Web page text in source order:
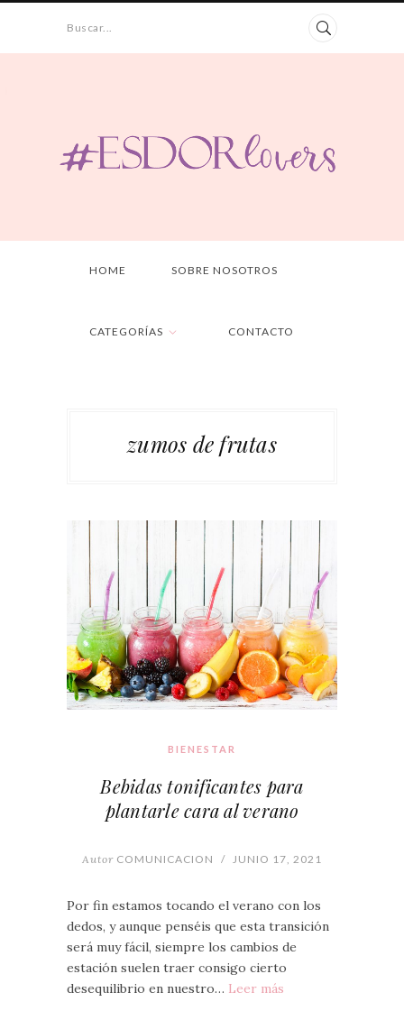
Buscar...
HOME SOBRE NOSOTROS
CATEGORÍAS CONTACTO
zumos de frutas
BIENESTAR
Bebidas tonificantes para
plantarle cara al verano
Autor COMUNICACION / JUNIO 17, 2021
Por fin estamos tocando el verano con los
dedos, y aunque penséis que esta transición
será muy fácil, siempre los cambios de
estación suelen traer consigo cierto
desequilibrio en nuestro… Leer más